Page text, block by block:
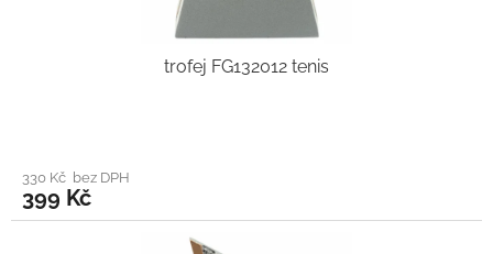
trofej FG132012 tenis
330 Kč bez DPH
399 Kč